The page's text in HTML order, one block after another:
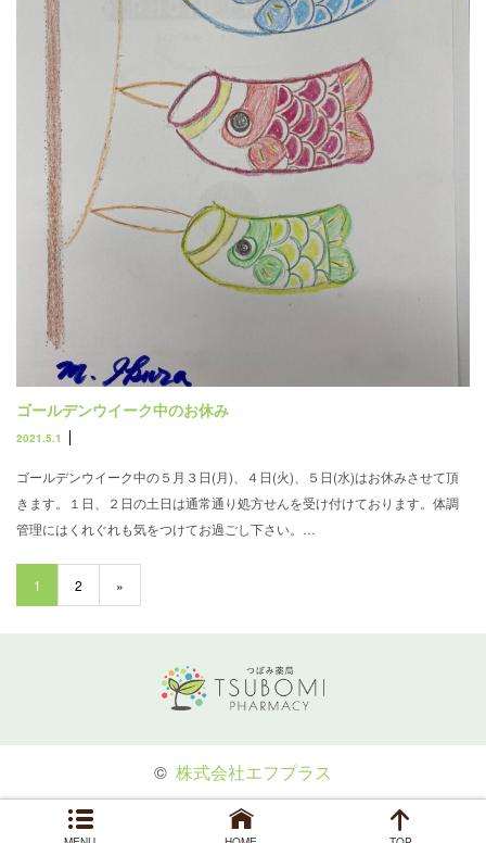
ゴールデンウイーク中のお休み
2021.5.1
ゴールデンウイーク中の５月３日(月)、４日(火)、５日(水)はお休みさせて頂
きます。１日、２日の土日は通常通り処方せんを受け付けております。体調
管理にはくれぐれも気をつけてお過ごし下さい。…
1 2 »
© 株式会社エフプラス